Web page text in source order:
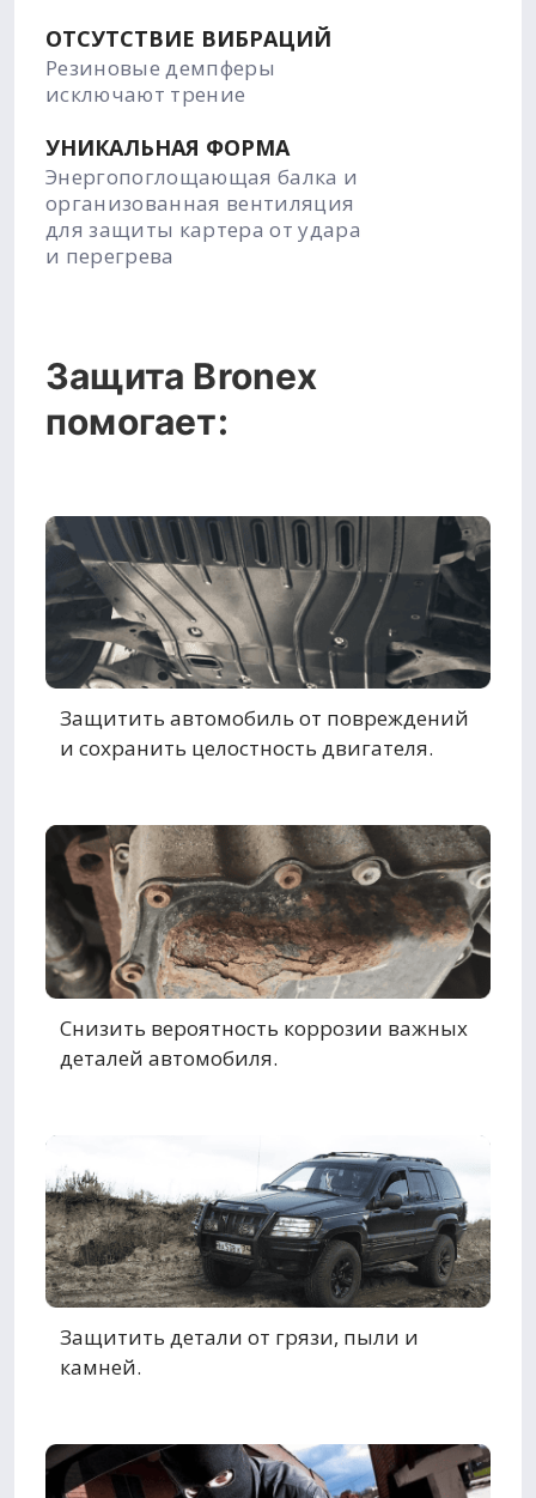
ОТСУТСТВИЕ ВИБРАЦИЙ
Резиновые демпферы
исключают трение
УНИКАЛЬНАЯ ФОРМА
Энергопоглощающая балка и
организованная вентиляция
для защиты картера от удара
и перегрева
Защита Bronex
помогает:
Защитить автомобиль от повреждений
и сохранить целостность двигателя.
Снизить вероятность коррозии важных
деталей автомобиля.
Защитить детали от грязи, пыли и
камней.